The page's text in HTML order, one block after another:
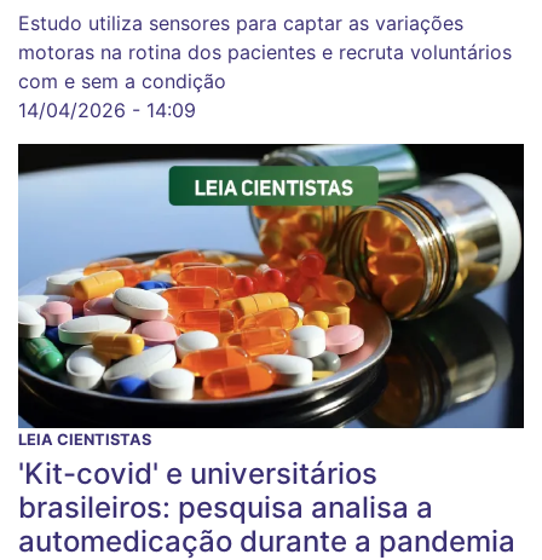
Estudo utiliza sensores para captar as variações
motoras na rotina dos pacientes e recruta voluntários
com e sem a condição
14/04/2026 - 14:09
LEIA CIENTISTAS
'Kit-covid' e universitários
brasileiros: pesquisa analisa a
automedicação durante a pandemia